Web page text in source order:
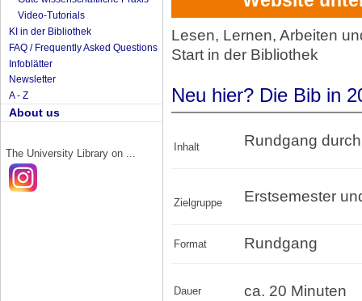
Video-Tutorials
KI in der Bibliothek
FAQ / Frequently Asked Questions
Infoblätter
Newsletter
A - Z
About us
The University Library on ...
Lesen, Lernen, Arbeiten
Start in der Bibliothek
Neu hier? Die Bib in
Inhalt Rundgang
Zielgruppe Erstsemester
Format Rundgang
Dauer ca. 20 Minuten